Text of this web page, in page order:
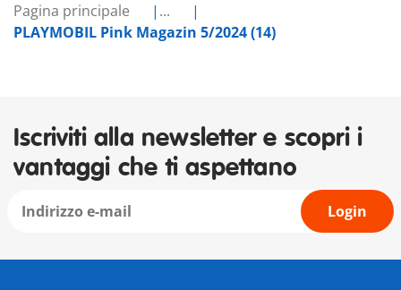
Pagina principale
...
PLAYMOBIL Pink Magazin 5/2024 (14)
Iscriviti alla newsletter e scopri i
vantaggi che ti aspettano
Login